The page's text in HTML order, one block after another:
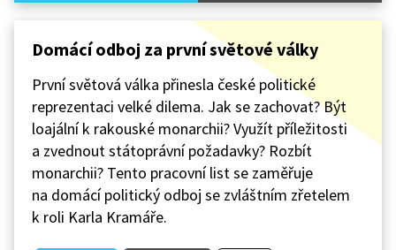
Domácí odboj za první světové války
První světová válka přinesla české politické
reprezentaci velké dilema. Jak se zachovat? Být
loajální k rakouské monarchii? Využít příležitosti
a zvednout státoprávní požadavky? Rozbít
monarchii? Tento pracovní list se zaměřuje
na domácí politický odboj se zvláštním zřetelem
k roli Karla Kramáře.